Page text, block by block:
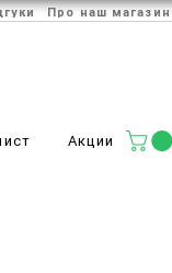
Про наш магазин
Акции